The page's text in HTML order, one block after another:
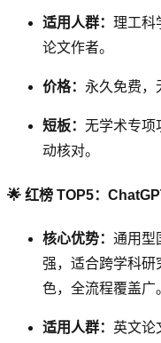
适用人群： 理工科
论文作者。
价格： 永久免费，
短板： 无学术专项
动核对。
🌟 红榜 TOP5：
核心优势： 通用型
强，适合跨学科研
色，全流程覆盖广
适用人群： 英文论